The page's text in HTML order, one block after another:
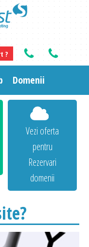
?
Domenii
Vezi oferta
pentru
Rezervari
domenii